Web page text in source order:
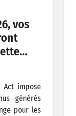
vos
Act impose
générés
pour les